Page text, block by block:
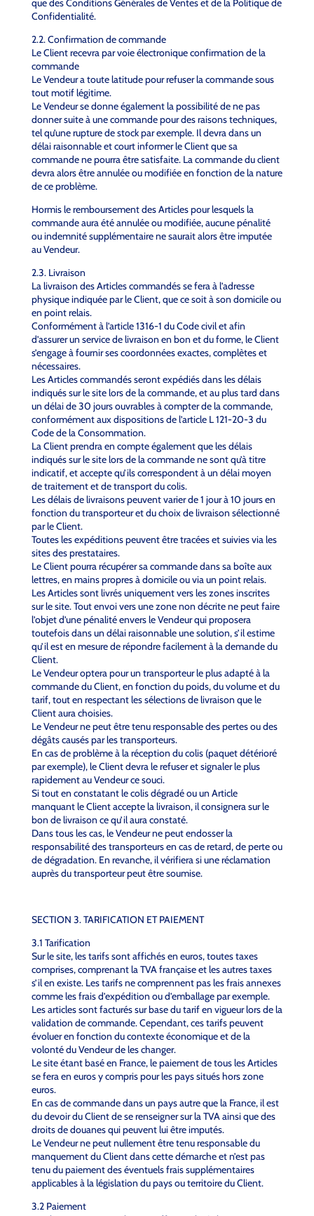
que des Conditions Générales de Ventes et de la Politique de
Confidentialité.
2.2. Confirmation de commande
Le Client recevra par voie électronique confirmation de la
commande
Le Vendeur a toute latitude pour refuser la commande sous
tout motif légitime.
Le Vendeur se donne également la possibilité de ne pas
donner suite à une commande pour des raisons techniques,
tel qu’une rupture de stock par exemple. Il devra dans un
délai raisonnable et court informer le Client que sa
commande ne pourra être satisfaite. La commande du client
devra alors être annulée ou modifiée en fonction de la nature
de ce problème.
Hormis le remboursement des Articles pour lesquels la
commande aura été annulée ou modifiée, aucune pénalité
ou indemnité supplémentaire ne saurait alors être imputée
au Vendeur.
2.3. Livraison
La livraison des Articles commandés se fera à l’adresse
physique indiquée par le Client, que ce soit à son domicile ou
en point relais.
Conformément à l’article 1316-1 du Code civil et afin
d’assurer un service de livraison en bon et du forme, le Client
s’engage à fournir ses coordonnées exactes, complètes et
nécessaires.
Les Articles commandés seront expédiés dans les délais
indiqués sur le site lors de la commande, et au plus tard dans
un délai de 30 jours ouvrables à compter de la commande,
conformément aux dispositions de l’article L 121-20-3 du
Code de la Consommation.
La Client prendra en compte également que les délais
indiqués sur le site lors de la commande ne sont qu’à titre
indicatif, et accepte qu’ils correspondent à un délai moyen
de traitement et de transport du colis.
Les délais de livraisons peuvent varier de 1 jour à 10 jours en
fonction du transporteur et du choix de livraison sélectionné
par le Client.
Toutes les expéditions peuvent être tracées et suivies via les
sites des prestataires.
Le Client pourra récupérer sa commande dans sa boîte aux
lettres, en mains propres à domicile ou via un point relais.
Les Articles sont livrés uniquement vers les zones inscrites
sur le site. Tout envoi vers une zone non décrite ne peut faire
l’objet d’une pénalité envers le Vendeur qui proposera
toutefois dans un délai raisonnable une solution, s’il estime
qu’il est en mesure de répondre facilement à la demande du
Client.
Le Vendeur optera pour un transporteur le plus adapté à la
commande du Client, en fonction du poids, du volume et du
tarif, tout en respectant les sélections de livraison que le
Client aura choisies.
Le Vendeur ne peut être tenu responsable des pertes ou des
dégâts causés par les transporteurs.
En cas de problème à la réception du colis (paquet détérioré
par exemple), le Client devra le refuser et signaler le plus
rapidement au Vendeur ce souci.
Si tout en constatant le colis dégradé ou un Article
manquant le Client accepte la livraison, il consignera sur le
bon de livraison ce qu’il aura constaté.
Dans tous les cas, le Vendeur ne peut endosser la
responsabilité des transporteurs en cas de retard, de perte ou
de dégradation. En revanche, il vérifiera si une réclamation
auprès du transporteur peut être soumise.
SECTION 3. TARIFICATION ET PAIEMENT
3.1 Tarification
Sur le site, les tarifs sont affichés en euros, toutes taxes
comprises, comprenant la TVA française et les autres taxes
s’il en existe. Les tarifs ne comprennent pas les frais annexes
comme les frais d’expédition ou d’emballage par exemple.
Les articles sont facturés sur base du tarif en vigueur lors de la
validation de commande. Cependant, ces tarifs peuvent
évoluer en fonction du contexte économique et de la
volonté du Vendeur de les changer.
Le site étant basé en France, le paiement de tous les Articles
se fera en euros y compris pour les pays situés hors zone
euros.
En cas de commande dans un pays autre que la France, il est
du devoir du Client de se renseigner sur la TVA ainsi que des
droits de douanes qui peuvent lui être imputés.
Le Vendeur ne peut nullement être tenu responsable du
manquement du Client dans cette démarche et n’est pas
tenu du paiement des éventuels frais supplémentaires
applicables à la législation du pays ou territoire du Client.
3.2 Paiement